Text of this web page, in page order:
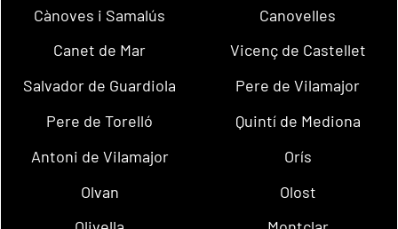
Cànoves i Samalús
Canovelles
Canet de Mar
Vicenç de Castellet
Salvador de Guardiola
Pere de Vilamajor
Pere de Torelló
Quintí de Mediona
Antoni de Vilamajor
Orís
Olvan
Olost